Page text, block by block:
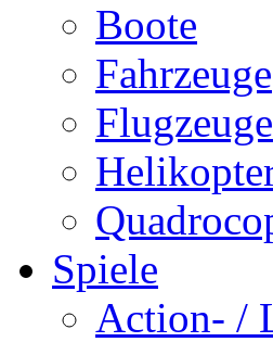
Boote
Fahrzeuge
Flugzeuge
Spiele
Action- /